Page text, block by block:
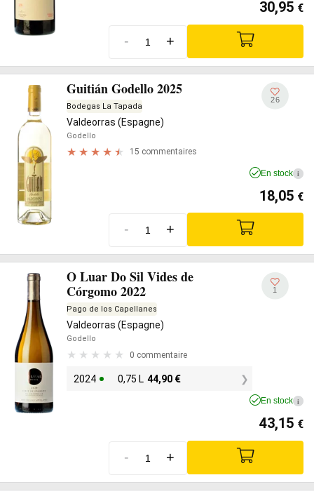
30,95 €
- +
Guitián Godello 2025
Bodegas La Tapada
Valdeorras (Espagne)
Godello
15 commentaires
26
En stock i
18,05 €
- +
O Luar Do Sil Vides de
Córgomo 2022
Pago de los Capellanes
Valdeorras (Espagne)
Godello
0 commentaire
2024 0,75 L 44,90 €
1
En stock i
43,15 €
- +